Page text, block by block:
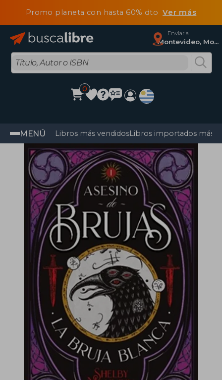
Promo planeta con hasta 60% dtoVer más
Enviar a
Montevideo, Montevideo
0
MENÚ Libros más vendidosLibros importados más